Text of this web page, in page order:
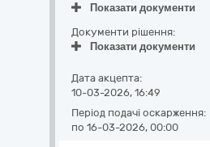
Показати документи
Документи рішення:
Показати документи
Дата акцепта:
10-03-2026, 16:49
Період подачі оскарження:
по 16-03-2026, 00:00